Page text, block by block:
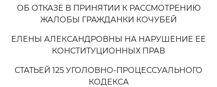
ОБ ОТКАЗЕ В ПРИНЯТИИ К РАССМОТРЕНИЮ
ЖАЛОБЫ ГРАЖДАНКИ КОЧУБЕЙ
ЕЛЕНЫ АЛЕКСАНДРОВНЫ НА НАРУШЕНИЕ ЕЕ
КОНСТИТУЦИОННЫХ ПРАВ
СТАТЬЕЙ 125 УГОЛОВНО-ПРОЦЕССУАЛЬНОГО
КОДЕКСА